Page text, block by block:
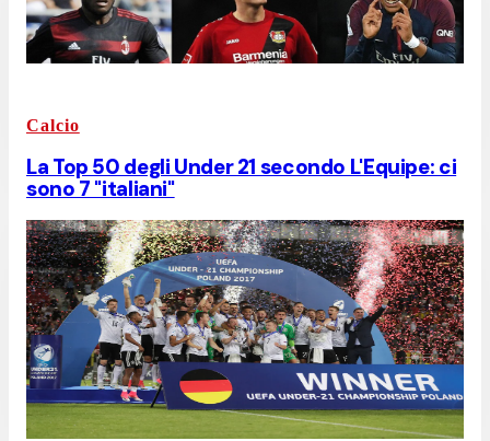
Calcio
La Top 50 degli Under 21 secondo L'Equipe: ci
sono 7 "italiani"